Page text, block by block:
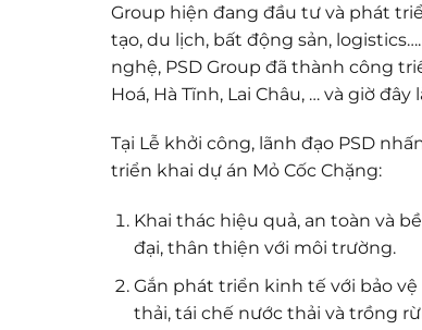
Group hiện đang đầu tư và phát
tạo, du lịch, bất động sản,
nghệ, PSD Group đã thành công
Hoá, Hà Tĩnh, Lai Châu, … và giờ đây
Tại Lễ khởi công, lãnh đạo PSD
triển khai dự án Mỏ Cốc Chặng:
Khai thác hiệu quả, an toàn và
đại, thân thiện với môi trường.
Gắn phát triển kinh tế với bảo
thải, tái chế nước thải và trồng